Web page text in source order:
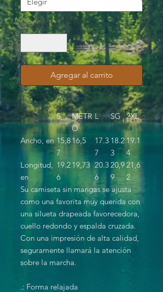
Cantidad *
Agregar al carrito
S
METR
O
L SG 2XL
Ancho, en 15,8
7
16,5
17.3
7
18.2
3
19.1
4
Longitud,
en
19.2
6
19,73 20.3
6
20,9
9
21,6
2
Su camiseta sin mangas se ajusta
como una favorita muy querida con
una silueta drapeada favorecedora,
cuello redondo y espalda cruzada.
Con una impresión de alta calidad,
seguramente llamará la atención
sobre la marcha.
.: Forma relajada